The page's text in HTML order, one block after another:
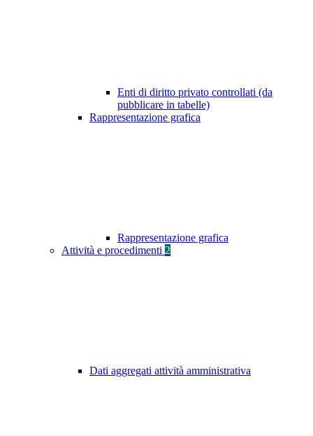
Enti di diritto privato controllati (da
pubblicare in tabelle)
Rappresentazione grafica
Rappresentazione grafica
Attività e procedimenti 2
Dati aggregati attività amministrativa